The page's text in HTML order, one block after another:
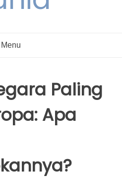
Menu
Paling
Apa